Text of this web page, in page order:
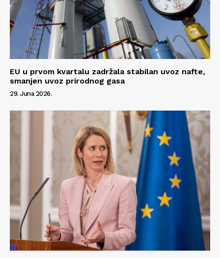
EU u prvom kvartalu zadržala stabilan uvoz nafte,
smanjen uvoz prirodnog gasa
29. Juna 2026.